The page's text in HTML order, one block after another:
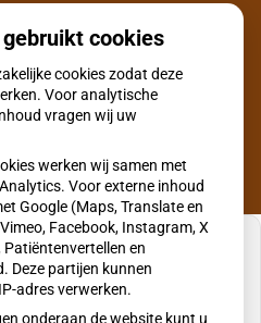
eigen account, dient u zich
bij onze assistente aan de
gegeven voor
cookies
cookies zodat deze
Voor analytische
vragen wij uw
werken wij samen met
Voor externe inhoud
Google (Maps, Translate en
Facebook, Instagram, X
en
Deze partijen kunnen
adres verwerken.
onderaan de website kunt u